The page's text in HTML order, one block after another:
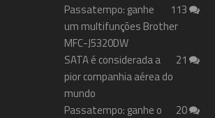
113
Passatempo: ganhe
um multifunções Brother
MFC-J5320DW
21
SATA é considerada a
pior companhia aérea do
mundo
20
Passatempo: ganhe o